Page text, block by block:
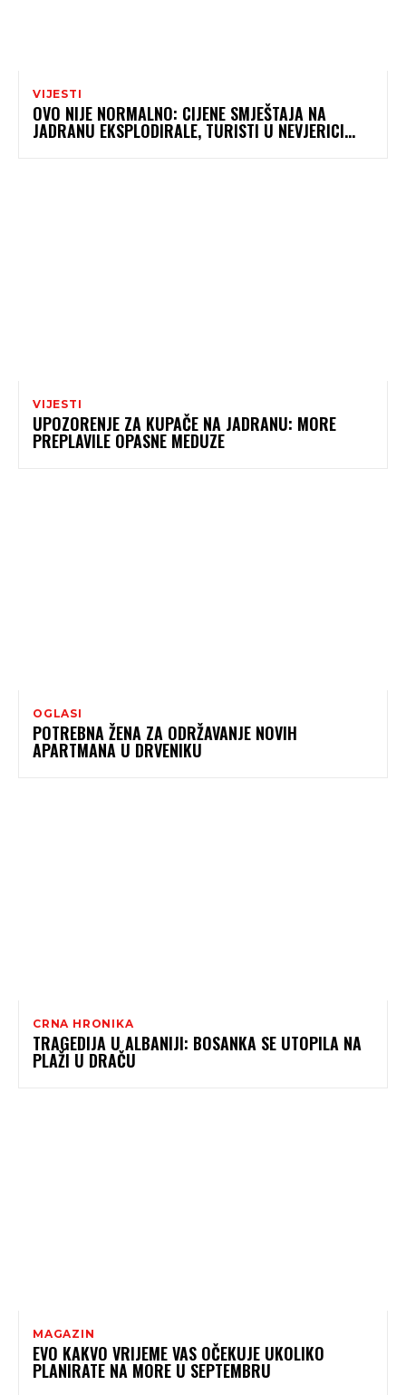
VIJESTI
OVO NIJE NORMALNO: CIJENE SMJEŠTAJA NA
JADRANU EKSPLODIRALE, TURISTI U NEVJERICI…
VIJESTI
UPOZORENJE ZA KUPAČE NA JADRANU: MORE
PREPLAVILE OPASNE MEDUZE
OGLASI
POTREBNA ŽENA ZA ODRŽAVANJE NOVIH
APARTMANA U DRVENIKU
CRNA HRONIKA
TRAGEDIJA U ALBANIJI: BOSANKA SE UTOPILA NA
PLAŽI U DRAČU
MAGAZIN
EVO KAKVO VRIJEME VAS OČEKUJE UKOLIKO
PLANIRATE NA MORE U SEPTEMBRU